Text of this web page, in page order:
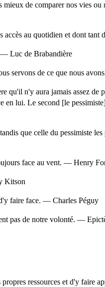
de comparer nos vies
au quotidien et dont
— Luc de Brabandière
servons de ce que nous
n'y aura jamais assez
lui. Le second [le
que celle du pessimiste
face au vent. — Henry
Kitson
faire face. — Charles Péguy
pas de notre volonté. —
ressources et d'y faire